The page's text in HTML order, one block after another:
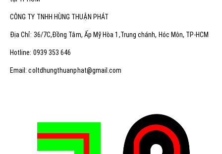
CÔNG TY TNHH HÙNG THUẬN PHÁT
Địa Chỉ: 36/7C,Đồng Tâm, Ấp Mỹ Hòa 1,Trung chánh, Hóc Môn, TP-HCM
Hotline: 0939 353 646
Email: coltdhungthuanphat@gmail.com